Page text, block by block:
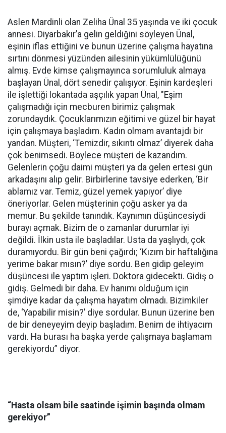
Aslen Mardinli olan Zeliha Ünal 35 yaşında ve iki çocuk
annesi. Diyarbakır’a gelin geldiğini söyleyen Ünal,
eşinin iflas ettiğini ve bunun üzerine çalışma hayatına
sırtını dönmesi yüzünden ailesinin yükümlülüğünü
almış. Evde kimse çalışmayınca sorumluluk almaya
başlayan Ünal, dört senedir çalışıyor. Eşinin kardeşleri
ile işlettiği lokantada aşçılık yapan Ünal, "Eşim
çalışmadığı için mecburen birimiz çalışmak
zorundaydık. Çocuklarımızın eğitimi ve güzel bir hayat
için çalışmaya başladım. Kadın olmam avantajdı bir
yandan. Müşteri, ‘Temizdir, sıkıntı olmaz’ diyerek daha
çok benimsedi. Böylece müşteri de kazandım.
Gelenlerin çoğu daimi müşteri ya da gelen ertesi gün
arkadaşını alıp gelir. Birbirlerine tavsiye ederken, ‘Bir
ablamız var. Temiz, güzel yemek yapıyor’ diye
öneriyorlar. Gelen müşterinin çoğu asker ya da
memur. Bu şekilde tanındık. Kaynımın düşüncesiydi
burayı açmak. Bizim de o zamanlar durumlar iyi
değildi. İlkin usta ile başladılar. Usta da yaşlıydı, çok
duramıyordu. Bir gün beni çağırdı; ‘Kızım bir haftalığına
yerime bakar mısın?’ diye sordu. Ben gidip geleyim
düşüncesi ile yaptım işleri. Doktora gidecekti. Gidiş o
gidiş. Gelmedi bir daha. Ev hanımı olduğum için
şimdiye kadar da çalışma hayatım olmadı. Bizimkiler
de, ‘Yapabilir misin?’ diye sordular. Bunun üzerine ben
de bir deneyeyim deyip başladım. Benim de ihtiyacım
vardı. Ha burası ha başka yerde çalışmaya başlamam
gerekiyordu” diyor.
“Hasta olsam bile saatinde işimin başında olmam
gerekiyor”